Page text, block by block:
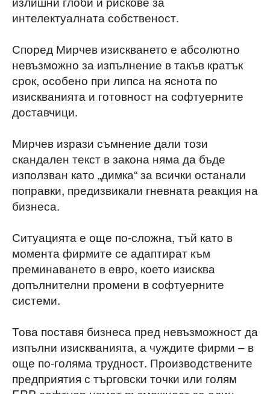
интелектуалната собственост.
Според Мирчев изискването е абсолютно
невъзможно за изпълнение в такъв кратък
срок, особено при липса на яснота по
изискванията и готовност на софтуерните
доставчици.
Мирчев изрази съмнение дали този
скандален текст в закона няма да бъде
използван като „димка“ за всички останали
поправки, предизвикали гневната реакция на
бизнеса.
Ситуацията е още по-сложна, тъй като в
момента фирмите се адаптират към
преминаването в евро, което изисква
допълнителни промени в софтуерните
системи.
Това поставя бизнеса пред невъзможност да
изпълни изискванията, а чуждите фирми – в
още по-голяма трудност. Производствените
предприятия с търговски точки или голям